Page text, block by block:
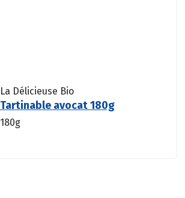
La Délicieuse Bio
Tartinable avocat 180g
180g